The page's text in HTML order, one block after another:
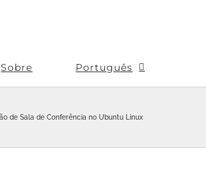
Sobre Português
de Sala de Conferência no Ubuntu Linux